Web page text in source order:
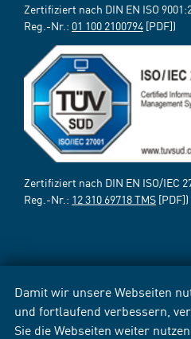
Damit wir unsere Webseiten
und fortlaufend verbessern,
Sie die Webseiten weiter
Zertifiziert nach DIN EN ISO
Reg.-Nr.: 01 100 2100794 [PDF])
Zertifiziert nach DIN EN ISO/IEC
Reg.-Nr.: 12 310 69718 TMS [PDF])